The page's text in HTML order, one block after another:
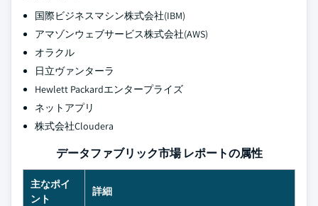
国際ビジネスマシン株式会社(IBM)
アマゾンウェブサービス株式会社(AWS)
オラクル
日立ヴァンターラ
Hewlett Packardエンタープライズ
ネットアプリ
株式会社Cloudera
データファブリック市場 レポートの属性
主なポイ
ント
詳細